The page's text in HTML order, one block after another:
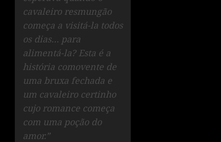
cavaleiro resmungão
começa a visitá-la todos
os dias… para
alimentá-la? Esta é a
história comovente de
uma bruxa fechada e
um cavaleiro certinho
cujo romance começa
com uma poção do
amor.”